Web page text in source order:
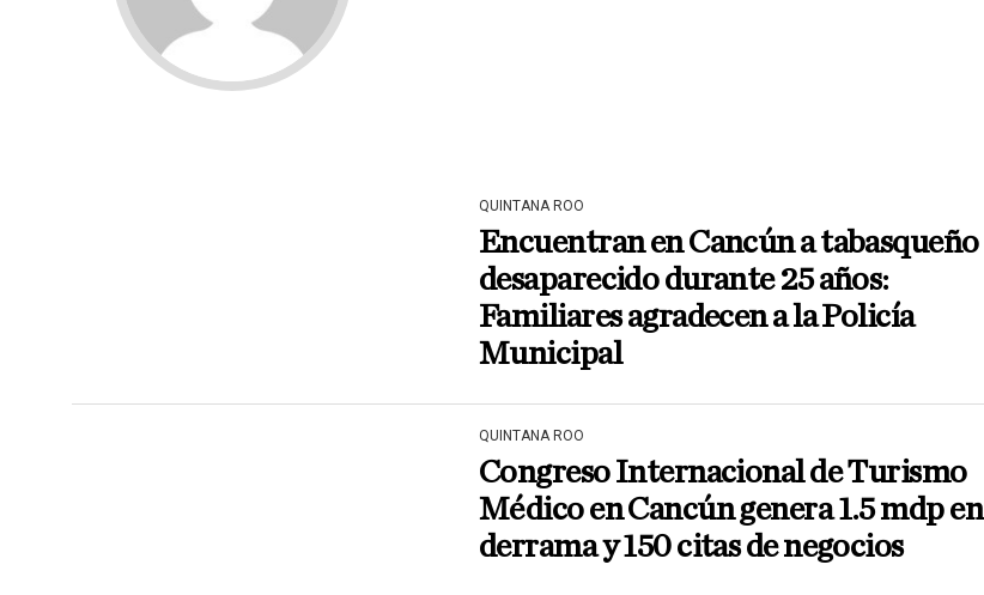
QUINTANA ROO
Encuentran en Cancún a tabasqueño
desaparecido durante 25 años:
Familiares agradecen a la Policía
Municipal
QUINTANA ROO
Congreso Internacional de Turismo
Médico en Cancún genera 1.5 mdp en
derrama y 150 citas de negocios